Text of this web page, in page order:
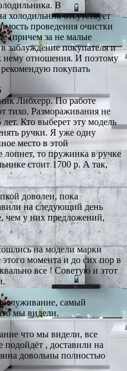
В
холодильник отсутствует
проведения очистки
(причем за не малые
заблуждение покупателя и
нему отношения. И поэтому
покупать
Либхерр. По работе
тихо. Размораживания не
Кто выберет эту модель
ручки. Я уже одну
место в этой
лопнет, то пружинка в ручке
стоит 1700 р. А так,
доволен, пока
на следующий день
чем у них предложений,
на модели марки
этого момента и до сих пор в
все ! Советую и этот
самый
мы видели.
что мы видели, все
подойдёт , доставили на
довольны полностью